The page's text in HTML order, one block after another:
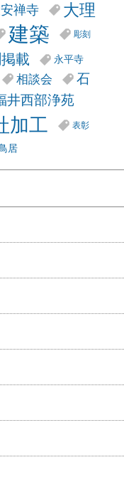
禅寺
大理
建築 彫刻
載 永平寺
相談会
石
井西部浄苑
加工 表彰
居